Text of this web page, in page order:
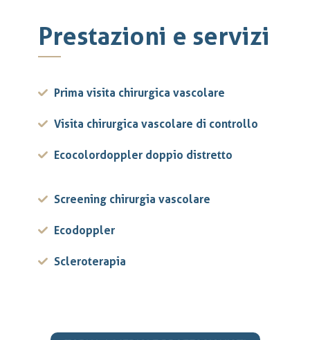
Prestazioni e servizi
Prima visita chirurgica vascolare
Visita chirurgica vascolare di controllo
Ecocolordoppler doppio distretto
Screening chirurgia vascolare
Ecodoppler
Scleroterapia